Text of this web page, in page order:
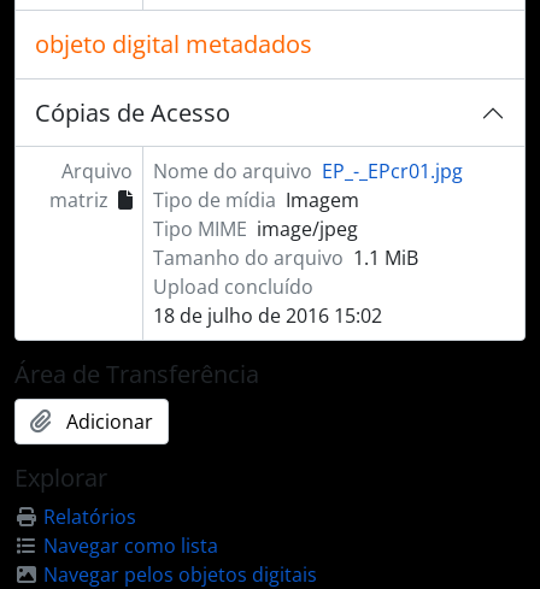
objeto digital metadados
Cópias de Acesso
Arquivo
matriz
Nome do arquivo EP_-_EPcr01.jpg
Tipo de mídia Imagem
Tipo MIME image/jpeg
Tamanho do arquivo 1.1 MiB
Upload concluído
18 de julho de 2016 15:02
Área de Transferência
Adicionar
Explorar
Relatórios
Navegar como lista
Navegar pelos objetos digitais